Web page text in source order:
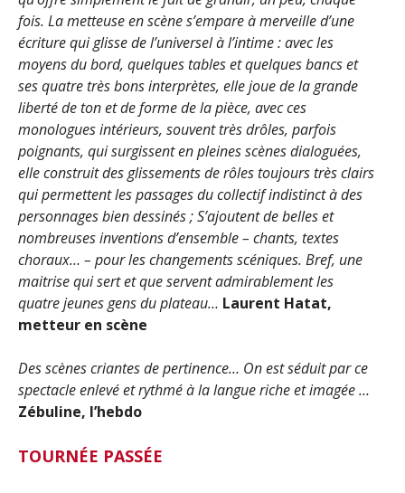
fois. La metteuse en scène s’empare à merveille d’une
écriture qui glisse de l’universel à l’intime : avec les
moyens du bord, quelques tables et quelques bancs et
ses quatre très bons interprètes, elle joue de la grande
liberté de ton et de forme de la pièce, avec ces
monologues intérieurs, souvent très drôles, parfois
poignants, qui surgissent en pleines scènes dialoguées,
elle construit des glissements de rôles toujours très clairs
qui permettent les passages du collectif indistinct à des
personnages bien dessinés ; S’ajoutent de belles et
nombreuses inventions d’ensemble – chants, textes
choraux… – pour les changements scéniques. Bref, une
maitrise qui sert et que servent admirablement les
quatre jeunes gens du plateau… Laurent Hatat,
metteur en scène
Des scènes criantes de pertinence… On est séduit par ce
spectacle enlevé et rythmé à la langue riche et imagée…
Zébuline, l’hebdo
TOURNÉE PASSÉE